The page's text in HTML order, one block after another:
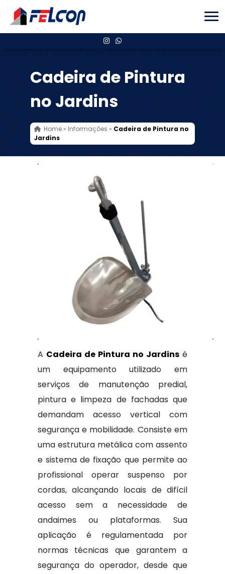
Cadeira de Pintura
no Jardins
Home» Informações » Cadeira de Pintura no
Jardins
A Cadeira de Pintura no Jardins é
um equipamento utilizado em
serviços de manutenção predial,
pintura e limpeza de fachadas que
demandam acesso vertical com
segurança e mobilidade. Consiste em
uma estrutura metálica com assento
e sistema de fixação que permite ao
profissional operar suspenso por
cordas, alcançando locais de difícil
acesso sem a necessidade de
andaimes ou plataformas. Sua
aplicação é regulamentada por
normas técnicas que garantem a
segurança do operador, desde que